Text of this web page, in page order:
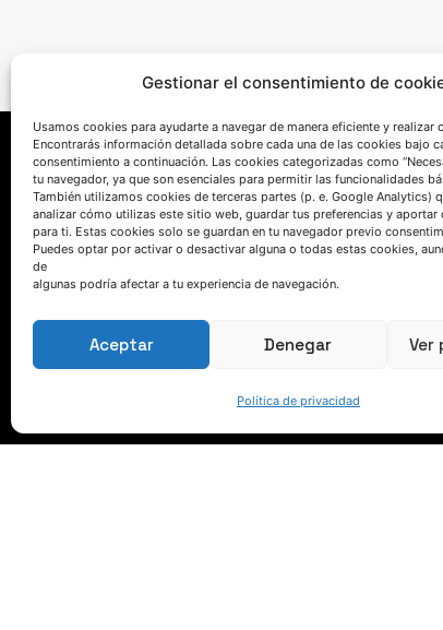
Gestionar el consentimiento de
Usamos cookies para ayudarte a navegar de manera eficiente y realizar
Encontrarás información detallada sobre cada una de las cookies bajo
consentimiento a continuación. Las cookies categorizadas como
tu navegador, ya que son esenciales para permitir las funcionalidades
También utilizamos cookies de terceras partes (p. e. Google Analytics)
analizar cómo utilizas este sitio web, guardar tus preferencias y aportar
para ti. Estas cookies solo se guardan en tu navegador previo
Puedes optar por activar o desactivar alguna o todas estas cookies,
de
algunas podría afectar a tu experiencia de navegación.
Aceptar Denegar Ver
Política de privacidad
HABLEMOS
(+34) 946 215 470